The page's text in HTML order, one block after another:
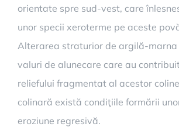
orientate spre sud-vest, care
unor specii xeroterme pe aceste
Alterarea straturior de argilă-
valuri de alunecare care au
reliefului fragmentat al acestor
colinară există condiţiile formării
eroziune regresivă.